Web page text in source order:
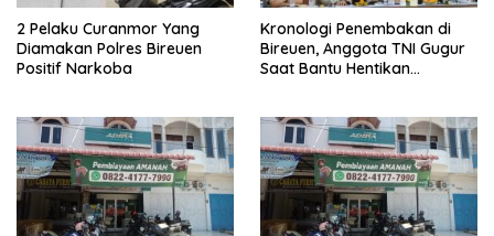
2 Pelaku Curanmor Yang
Diamakan Polres Bireuen
Positif Narkoba
Kronologi Penembakan di
Bireuen, Anggota TNI Gugur
Saat Bantu Hentikan